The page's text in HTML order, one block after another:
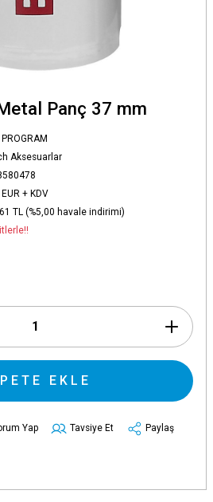
Panç 37 mm
PROGRAM
Aksesuarlar
+ KDV
TL (%5,00 havale indirimi)
EKLE
Yap Tavsiye Et
Paylaş